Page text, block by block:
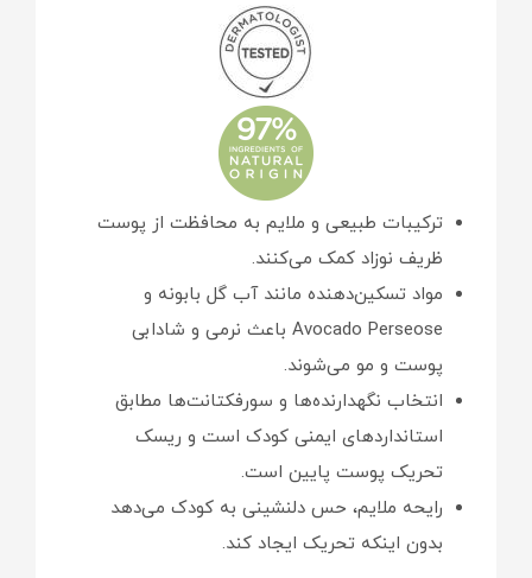
ترکیبات طبیعی و ملایم به محافظت از پوست
ظریف نوزاد کمک می‌کنند.
مواد تسکین‌دهنده مانند آب گل بابونه و
Avocado Perseose باعث نرمی و شادابی
پوست و مو می‌شوند.
انتخاب نگهدارنده‌ها و سورفکتانت‌ها مطابق
استانداردهای ایمنی کودک است و ریسک
تحریک پوست پایین است.
رایحه ملایم، حس دلنشینی به کودک می‌دهد
بدون اینکه تحریک ایجاد کند.